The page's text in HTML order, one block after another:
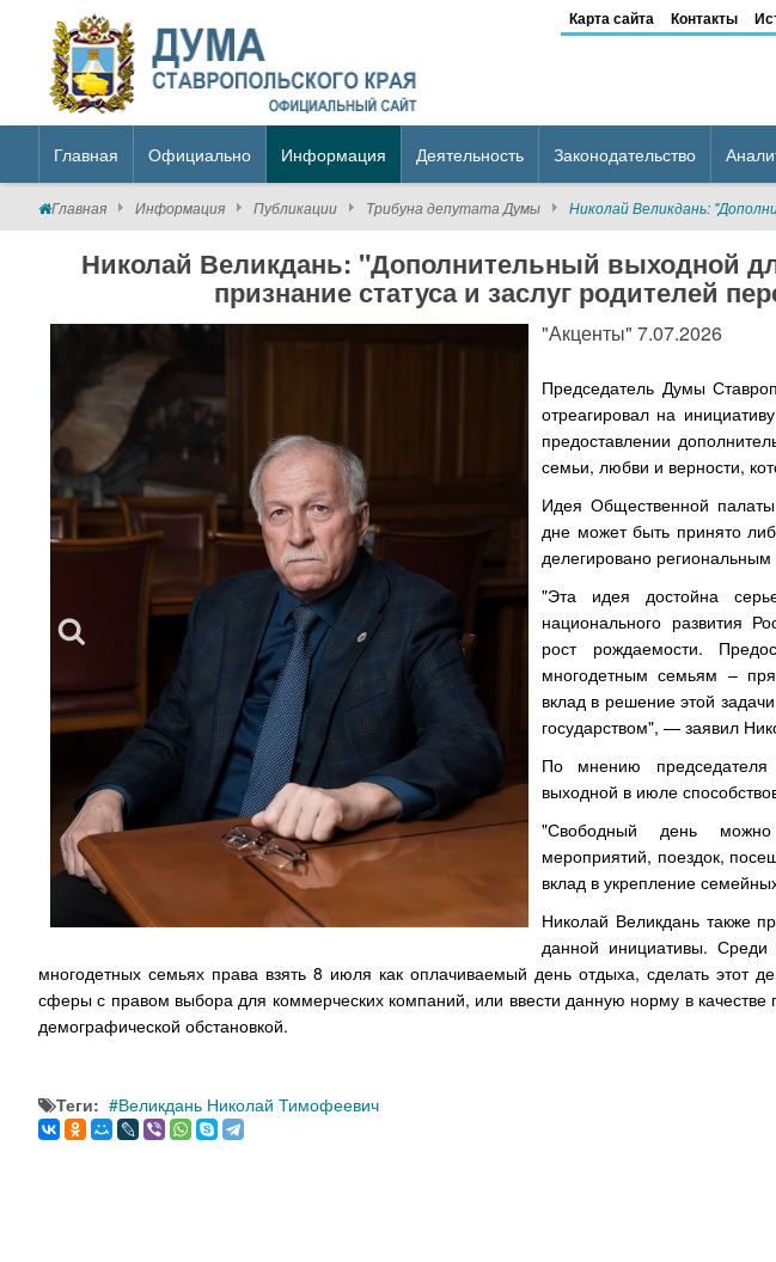
Карта сайта Контакты
Главная Официально Информация Деятельность Законодательство
Главная Информация Публикации Трибуна депутата Думы Николай Великдань:
Николай Великдань: "Дополнительный выходной
признание статуса и заслуг родителей
"Акценты" 7.07.2026
Председатель Думы
отреагировал на
предоставлении
семьи, любви и верности,
Идея Общественной
дне может быть принято
делегировано региональным
"Эта идея достойна
национального развития
рост рождаемости.
многодетным семьям –
вклад в решение этой
государством", — заявил
По мнению председателя
выходной в июле
"Свободный день можно
мероприятий, поездок,
вклад в укрепление
Николай Великдань также
данной инициативы.
многодетных семьях права взять 8 июля как оплачиваемый день отдыха, сделать этот
сферы с правом выбора для коммерческих компаний, или ввести данную норму в качестве
демографической обстановкой.
Теги: Великдань Николай Тимофеевич